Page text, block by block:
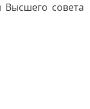
совета